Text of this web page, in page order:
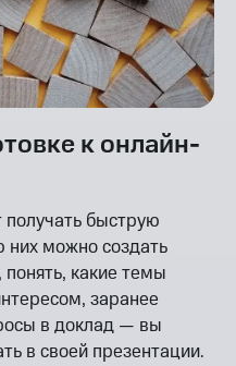
к онлайн-
быструю
можно создать
какие темы
заранее
в доклад — вы
в своей презентации.